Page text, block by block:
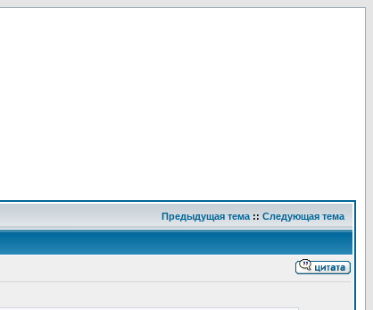
Предыдущая тема :: Следующая тема